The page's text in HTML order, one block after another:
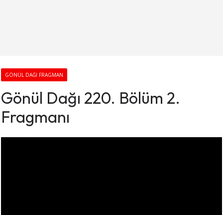
GÖNÜL DAĞI FRAGMAN
Gönül Dağı 220. Bölüm 2.
Fragmanı